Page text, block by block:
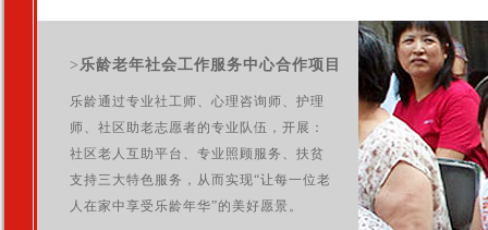
>乐龄老年社会工作服务中心合作项目
乐龄通过专业社工师、心理咨询师、护理
师、社区助老志愿者的专业队伍，开展：
社区老人互助平台、专业照顾服务、扶贫
支持三大特色服务，从而实现“让每一位老
人在家中享受乐龄年华”的美好愿景。